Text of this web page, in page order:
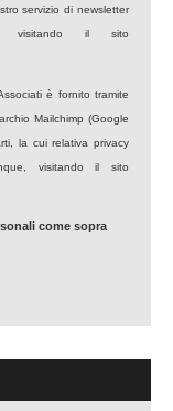
servizio di newsletter
visitando il sito
è fornito tramite
Mailchimp (Google
la cui relativa privacy
visitando il sito
come sopra